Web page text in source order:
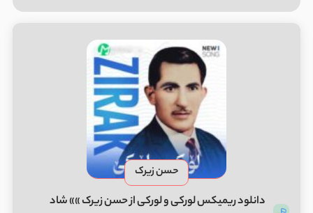
حسن زیرک
دانلود ریمیکس لورکی و لورکی از حسن زیرک »» شاد